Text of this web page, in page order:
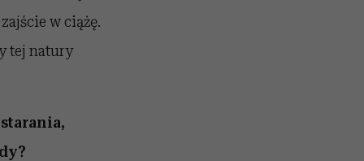
w ciążę.
tej natury